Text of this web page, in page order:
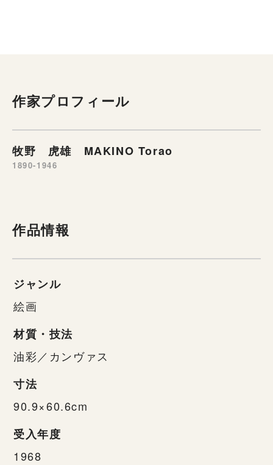
作家プロフィール
牧野 虎雄 MAKINO Torao
1890-1946
作品情報
ジャンル
絵画
材質・技法
油彩／カンヴァス
寸法
90.9×60.6cm
受入年度
1968